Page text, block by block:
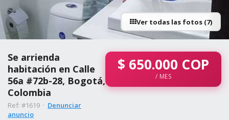
Ver todas las fotos (7)
Se arrienda
habitación en Calle
56a #72b-28, Bogotá,
Colombia
Ref: #1619 · Denunciar
anuncio
$ 650.000 COP
/ MES